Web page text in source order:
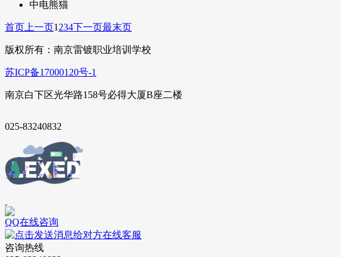
中电熊猫
首页 上一页1 234下一页最末页
版权所有：南京雷镀职业培训学校
苏ICP备17000120号-1
南京白下区光华路158号必得大厦B座二楼
025-83240832
QQ在线咨询
在线客服
咨询热线